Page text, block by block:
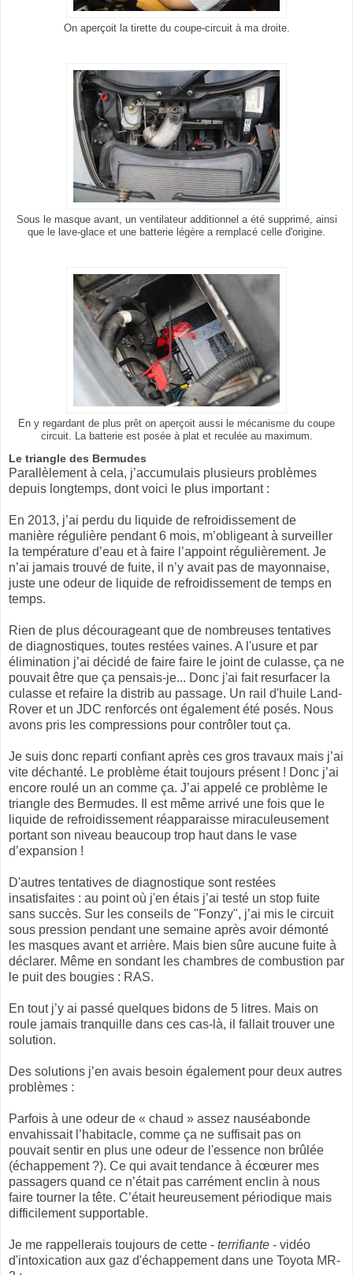
On aperçoit la tirette du coupe-circuit à ma droite.
Sous le masque avant, un ventilateur additionnel a été supprimé, ainsi
que le lave-glace et une batterie légère a remplacé celle d'origine.
En y regardant de plus prêt on aperçoit aussi le mécanisme du coupe
circuit. La batterie est posée à plat et reculée au maximum.
Le triangle des Bermudes
Parallèlement à cela, j’accumulais plusieurs problèmes
depuis longtemps, dont voici le plus important :
En 2013, j’ai perdu du liquide de refroidissement de
manière régulière pendant 6 mois, m’obligeant à surveiller
la température d’eau et à faire l’appoint régulièrement. Je
n’ai jamais trouvé de fuite, il n’y avait pas de mayonnaise,
juste une odeur de liquide de refroidissement de temps en
temps.
Rien de plus décourageant que de nombreuses tentatives
de diagnostiques, toutes restées vaines. A l'usure et par
élimination j’ai décidé de faire faire le joint de culasse, ça ne
pouvait être que ça pensais-je... Donc j'ai fait resurfacer la
culasse et refaire la distrib au passage. Un rail d'huile Land-
Rover et un JDC renforcés ont également été posés. Nous
avons pris les compressions pour contrôler tout ça.
Je suis donc reparti confiant après ces gros travaux mais j’ai
vite déchanté. Le problème était toujours présent ! Donc j’ai
encore roulé un an comme ça. J’ai appelé ce problème le
triangle des Bermudes. Il est même arrivé une fois que le
liquide de refroidissement réapparaisse miraculeusement
portant son niveau beaucoup trop haut dans le vase
d’expansion !
D'autres tentatives de diagnostique sont restées
insatisfaites : au point où j'en étais j’ai testé un stop fuite
sans succès. Sur les conseils de "Fonzy", j’ai mis le circuit
sous pression pendant une semaine après avoir démonté
les masques avant et arrière. Mais bien sûre aucune fuite à
déclarer. Même en sondant les chambres de combustion par
le puit des bougies : RAS.
En tout j’y ai passé quelques bidons de 5 litres. Mais on
roule jamais tranquille dans ces cas-là, il fallait trouver une
solution.
Des solutions j’en avais besoin également pour deux autres
problèmes :
Parfois à une odeur de « chaud » assez nauséabonde
envahissait l’habitacle, comme ça ne suffisait pas on
pouvait sentir en plus une odeur de l'essence non brûlée
(échappement ?). Ce qui avait tendance à écœurer mes
passagers quand ce n’était pas carrément enclin à nous
faire tourner la tête. C’était heureusement périodique mais
difficilement supportable.
Je me rappellerais toujours de cette - terrifiante - vidéo
d'intoxication aux gaz d'échappement dans une Toyota MR-